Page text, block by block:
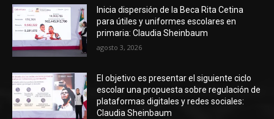
Inicia dispersión de la Beca Rita Cetina
para útiles y uniformes escolares en
primaria: Claudia Sheinbaum
agosto 3, 2026
El objetivo es presentar el siguiente ciclo
escolar una propuesta sobre regulación de
plataformas digitales y redes sociales:
Claudia Sheinbaum